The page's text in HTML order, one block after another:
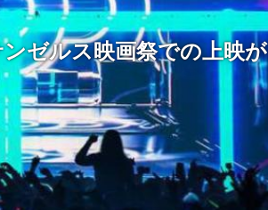
ゼルス映画祭での上映が